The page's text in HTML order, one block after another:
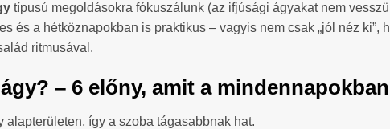
típusú megoldásokra fókuszálunk (az ifjúsági ágyakat nem
és a hétköznapokban is praktikus – vagyis nem csak „jól néz ki”,
ritmusával.
– 6 előny, amit a mindennapokban
alapterületen, így a szoba tágasabbnak hat.